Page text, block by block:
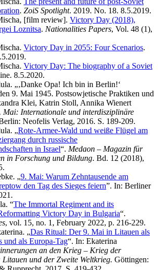
. ZoiS Spotlight. 2019. No. 18. 8.5.2019.
[film review]. Victory Day (2018),
Loznitsa. Nationalities Papers, Vol. 48 (1),
Victory Day in 2055: Four Scenarios.
Victory Day: The biography of a Soviet
8.5.2020.
„‚Danke Opa! Ich bin in Berlin!‘
9. Mai 1945. Postsowjetische Praktiken und
Klei, Katrin Stoll, Annika Wienert
Mai: Internationale und interdisziplinäre
Neofelis Verlag, 2016. S. 189-209.
„Rote-Armee-Wald und weiße Flügel am
durch russische
in Israel“. Medaon – Magazin für
in Forschung und Bildung. Bd. 12 (2018),
„9. Mai: Warum Zehntausende am
den Tag des Sieges feiern”. In: Berliner
“The Immortal Regiment and its
Victory Day in Bulgaria“.
, vol. 15, no. 1, February 2022, p. 216-229.
„Das Ritual: Der 9. Mai in Litauen als
und als Europa-Tag“. In: Ekaterina
an den Krieg – Krieg der
und der Zweite Weltkrieg. Göttingen: